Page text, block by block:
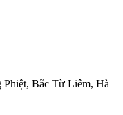
Bắc Từ Liêm, Hà